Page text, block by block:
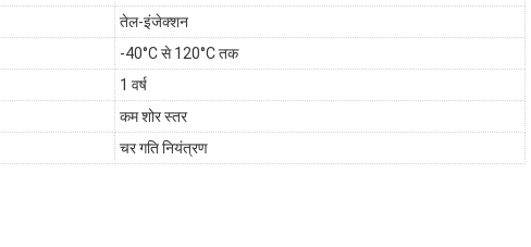
तेल-इंजेक्शन
-40°C से 120°C तक
1 वर्ष
कम शोर स्तर
चर गति नियंत्रण